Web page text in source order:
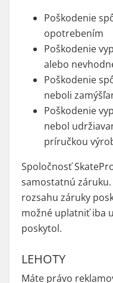
Poškodenie
opotrebením
Poškodenie
alebo
Poškodenie
neboli
Poškodenie
nebol
príručkou
Spoločnosť
samostatnú
rozsahu záruky
možné uplatniť iba
poskytol.
LEHOTY
Máte právo